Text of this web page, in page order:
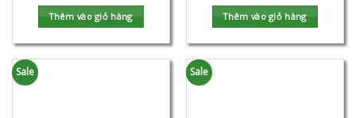
Thêm vào giỏ hàng Thêm vào giỏ hàng
Sale Sale